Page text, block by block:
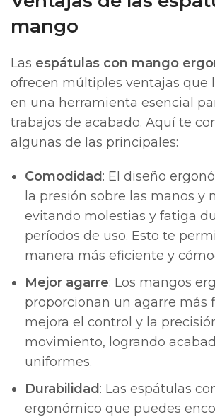
mango
Las espátulas con mango
ofrecen múltiples ventajas que
en una herramienta esencial
trabajos de acabado. Aquí te
algunas de las principales:
Comodidad : El diseño
la presión sobre las manos y
evitando molestias y fatiga
períodos de uso. Esto te
manera más eficiente y
Mejor agarre: Los mangos
proporcionan un agarre más
mejora el control y la
movimiento, logrando
uniformes.
Durabilidad : Las espátulas
ergonómico que puedes